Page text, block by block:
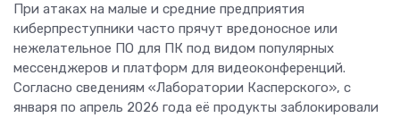
При атаках на малые и средние предприятия
киберпреступники часто прячут вредоносное или
нежелательное ПО для ПК под видом популярных
мессенджеров и платформ для видеоконференций.
Согласно сведениям «Лаборатории Касперского», с
января по апрель 2026 года её продукты заблокировали